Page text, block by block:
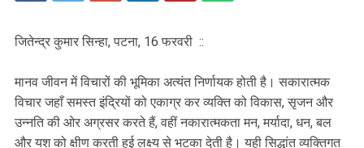
जितेन्द्र कुमार सिन्हा, पटना, 16 फरवरी ::
मानव जीवन में विचारों की भूमिका अत्यंत निर्णायक होती है। सकारात्मक
विचार जहाँ समस्त इंद्रियों को एकाग्र कर व्यक्ति को विकास, सृजन और
उन्नति की ओर अग्रसर करते हैं, वहीं नकारात्मकता मन, मर्यादा, धन, बल
और यश को क्षीण करती हुई लक्ष्य से भटका देती है। यही सिद्धांत व्यक्तिगत